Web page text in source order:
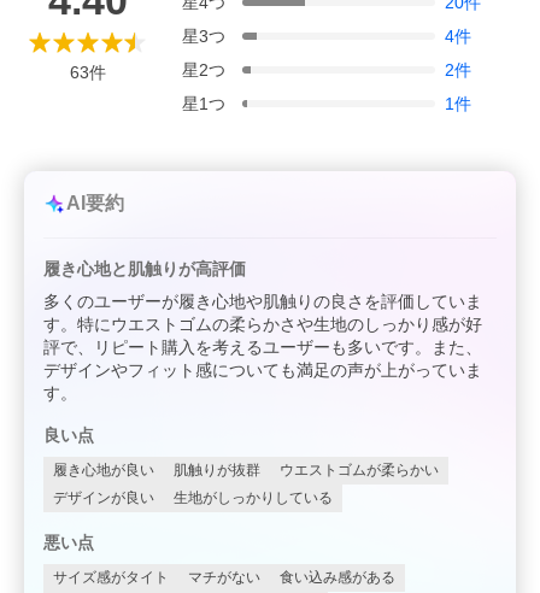
63件
星3つ 4件
星2つ 2件
星1つ 1件
AI要約
履き心地と肌触りが高評価
多くのユーザーが履き心地や肌触りの良さを評価していま
す。特にウエストゴムの柔らかさや生地のしっかり感が好
評で、リピート購入を考えるユーザーも多いです。また、
デザインやフィット感についても満足の声が上がっていま
す。
良い点
履き心地が良い 肌触りが抜群
ウエストゴムが柔らかい
デザインが良い
生地がしっかりしている
悪い点
サイズ感がタイト マチがない
食い込み感がある